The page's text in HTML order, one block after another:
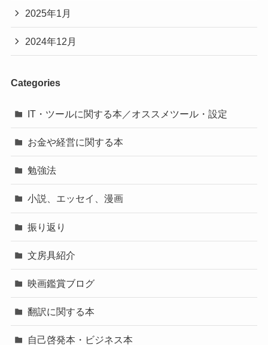
2025年1月
2024年12月
Categories
IT・ツールに関する本／オススメツール・設定
お金や経営に関する本
勉強法
小説、エッセイ、漫画
振り返り
文房具紹介
映画鑑賞ブログ
翻訳に関する本
自己啓発本・ビジネス本